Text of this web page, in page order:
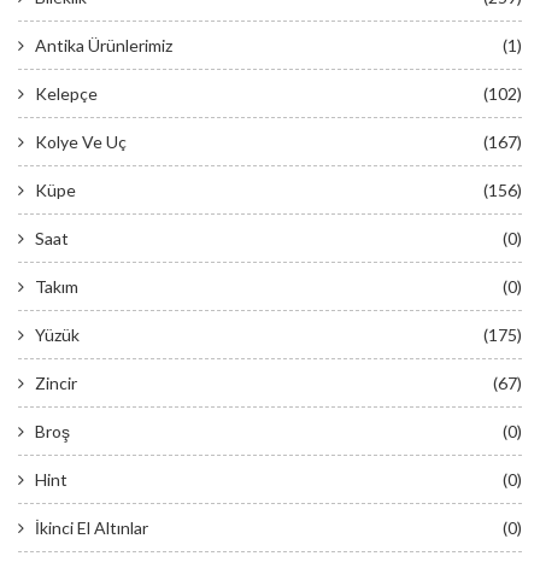
Antika Ürünlerimiz (1)
Kelepçe (102)
Kolye Ve Uç (167)
Küpe (156)
Saat (0)
Takım (0)
Yüzük (175)
Zincir (67)
Broş (0)
Hint (0)
İkinci El Altınlar (0)